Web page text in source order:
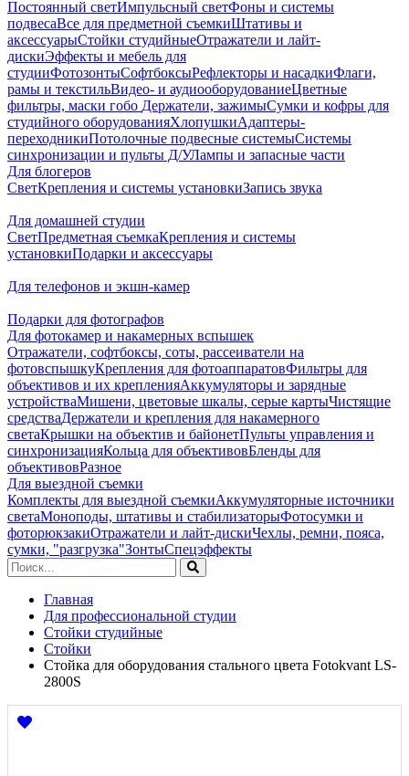
Постоянный светИмпульсный светФоны и системы
подвесаВсе для предметной съемкиШтативы и
аксессуарыСтойки студийныеОтражатели и лайт-
дискиЭффекты и мебель для
студииФотозонтыСофтбоксыРефлекторы и насадкиФлаги,
рамы и текстильВидео- и аудиооборудованиеЦветные
фильтры, маски гобо Держатели, зажимыСумки и кофры для
студийного оборудованияХлопушкиАдаптеры-
переходникиПотолочные подвесные системыСистемы
синхронизации и пульты Д/УЛампы и запасные части
Для блогеров
СветКрепления и системы установкиЗапись звука
Для домашней студии
СветПредметная съемкаКрепления и системы
установкиПодарки и аксессуары
Для телефонов и экшн-камер
Подарки для фотографов
Для фотокамер и накамерных вспышек
Отражатели, софтбоксы, соты, рассеиватели на
фотовспышкуКрепления для фотоаппаратовФильтры для
объективов и их крепленияАккумуляторы и зарядные
устройстваМишени, цветовые шкалы, серые картыЧистящие
средстваДержатели и крепления для накамерного
светаКрышки на объектив и байонетПульты управления и
синхронизацияКольца для объективовБленды для
объективовРазное
Для выездной съемки
Комплекты для выездной съемкиАккумуляторные источники
светаМоноподы, штативы и стабилизаторыФотосумки и
фоторюкзакиОтражатели и лайт-дискиЧехлы, ремни, пояса,
сумки, "разгрузка"ЗонтыСпецэффекты
Главная
Для профессиональной студии
Стойки студийные
Стойки
Стойка для оборудования стального цвета Fotokvant LS-
2800S